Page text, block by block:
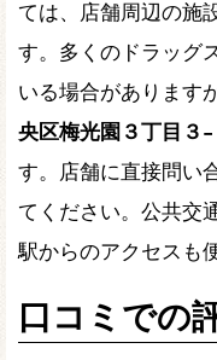
ては、店舗周辺の施
す。多くのドラッグ
いる場合がありますが
央区梅光園３丁目３−
す。店舗に直接問い
てください。公共交
駅からのアクセスも
口コミでの